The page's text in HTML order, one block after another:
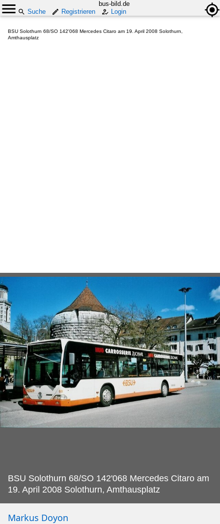
bus-bild.de
Suche
Registrieren Login
BSU Solothurn 68/SO 142'068 Mercedes Citaro am 19. April 2008 Solothurn,
Amthausplatz
BSU Solothurn 68/SO 142'068 Mercedes Citaro am
19. April 2008 Solothurn, Amthausplatz
Markus Doyon